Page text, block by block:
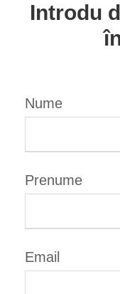
Introdu
Nume
Prenume
Email